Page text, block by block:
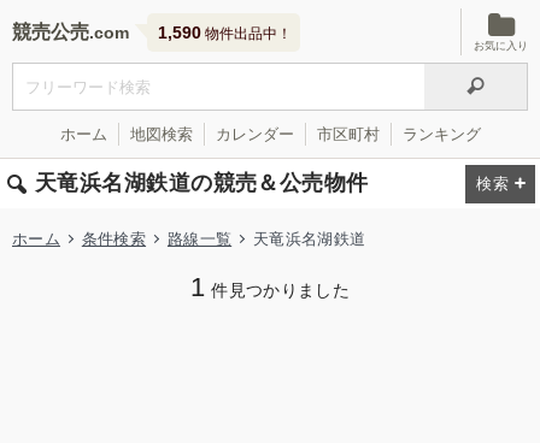
競売公売 1,590 物件出品中！
お気に入り
ホーム 地図検索 カレンダー 市区町村 ランキング
天竜浜名湖鉄道の競売＆公売物件
ホーム 条件検索 路線一覧 天竜浜名湖鉄道
1 件見つかりました